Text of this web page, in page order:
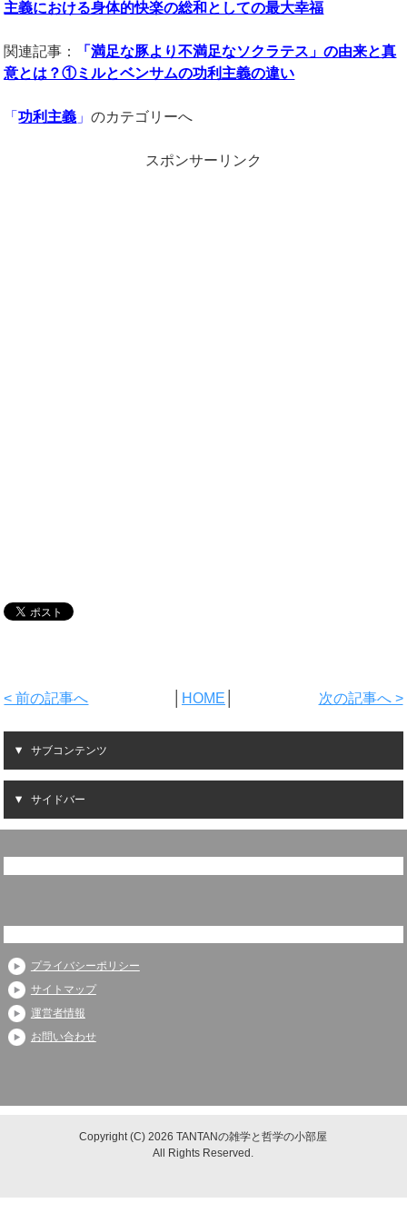
主義における身体的快楽の総和としての最大幸福
関連記事： 「満足な豚より不満足なソクラテス」の由来と真
意とは？①ミルとベンサムの功利主義の違い
「功利主義 」のカテゴリーへ
スポンサーリンク
< 前の記事へ HOME 次の記事へ >
サブコンテンツ
サイドバー
プライバシーポリシー
サイトマップ
運営者情報
お問い合わせ
Copyright (C) 2026 TANTANの雑学と哲学の小部屋
All Rights Reserved.